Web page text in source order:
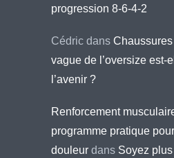
progression 8-6-4-2
Cédric dans
vague de l’oversize est-
l’avenir ?
Renforcement
programme pratique
douleur dans Soyez